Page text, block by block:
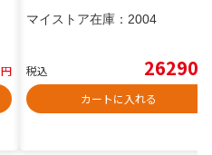
円
マイストア在庫： 2004
税込 26290
カートに入れる